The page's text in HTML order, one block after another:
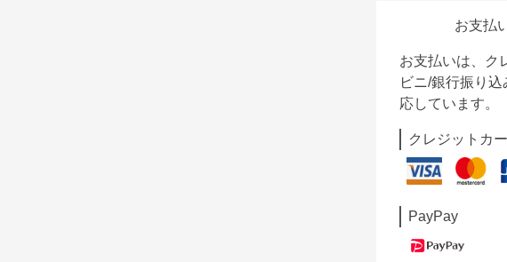
お支払
お支払いは、ク
ビニ/銀行振り
応しています。
クレジットカ
PayPay